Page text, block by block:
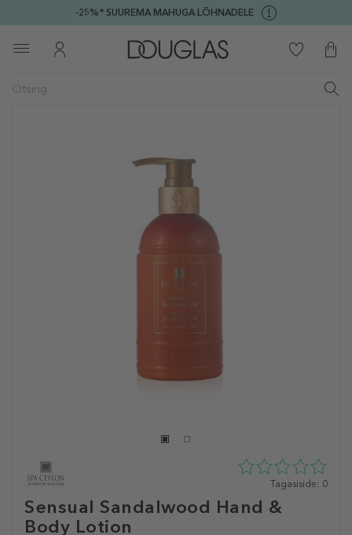
-25%* SUUREMA MAHUGA LÕHNADELE
Sensual Sandalwood Hand &
Body Lotion
0
5st
Tagasiside: 0